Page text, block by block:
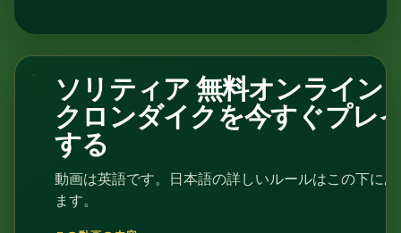
ソリティア 無料オンライン -
クロンダイクを今すぐプレ
する
動画は英語です。日本語の詳しいルールはこの下に
ます。
2:26